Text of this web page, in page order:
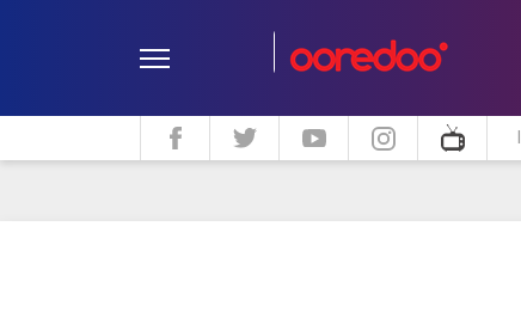
ދީން ކޮލަމް މަލްޓިމީޑިއާ